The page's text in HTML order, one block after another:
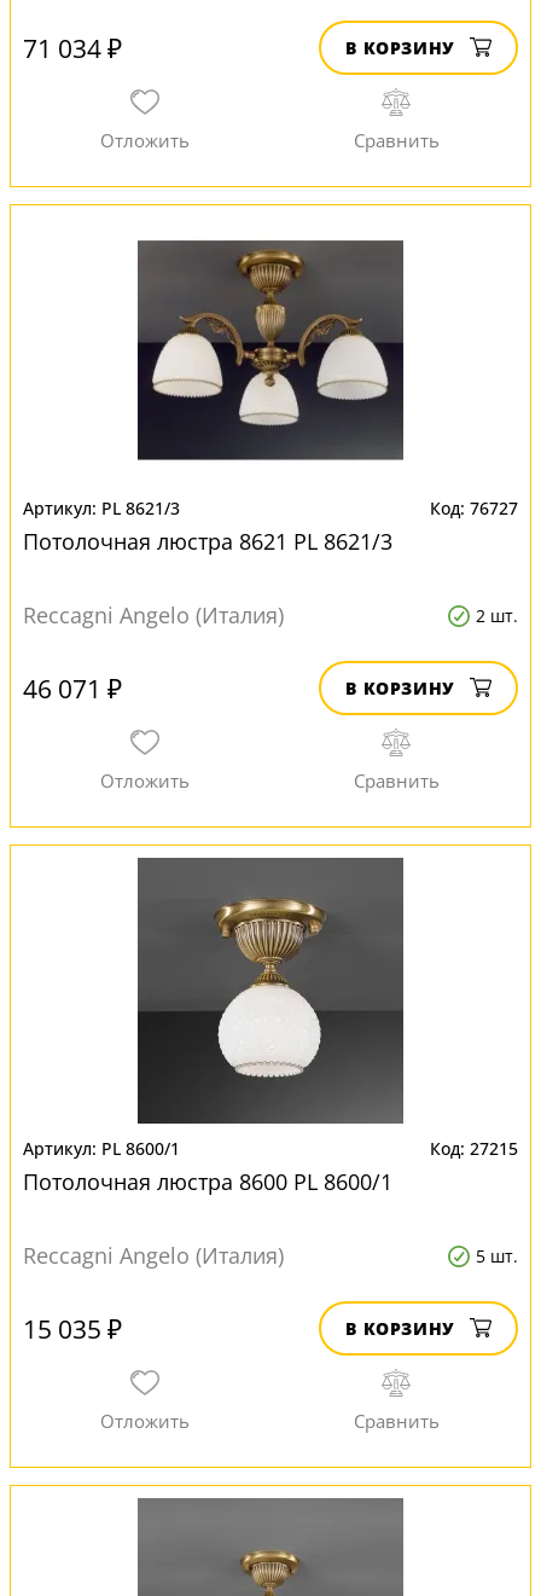
71 034 ₽ В КОРЗИНУ
PL 8621/3 76727
Потолочная люстра 8621 PL 8621/3
Reccagni Angelo (Италия) 2 шт.
46 071 ₽ В КОРЗИНУ
PL 8600/1 27215
Потолочная люстра 8600 PL 8600/1
Reccagni Angelo (Италия) 5 шт.
15 035 ₽ В КОРЗИНУ